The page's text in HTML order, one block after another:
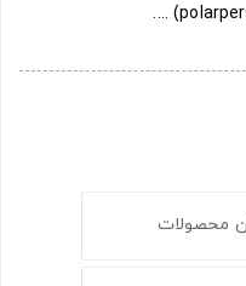
محصولات